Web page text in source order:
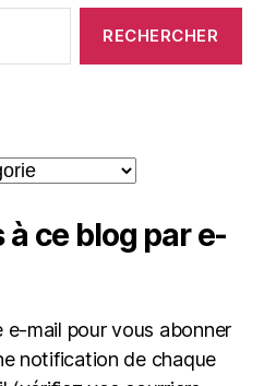
ce blog par e-
e-mail pour vous abonner
notification de chaque